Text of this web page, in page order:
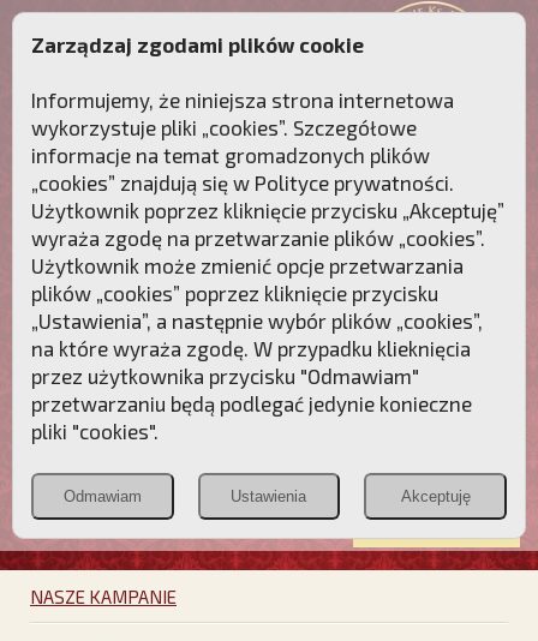
Przebudźmy sumienia Polaków!
Polonia
Christiana
PCh24.pl
Przymierze
POZNAJ APOSTOLAT FATIMY WESPRZYJ
NAS
NASZE KAMPANIE
Zarządzaj zgodami plików cookie
Informujemy, że niniejsza strona internetowa
wykorzystuje pliki „cookies”. Szczegółowe
informacje na temat gromadzonych plików
„cookies” znajdują się w Polityce prywatności.
Użytkownik poprzez kliknięcie przycisku „Akceptuję”
wyraża zgodę na przetwarzanie plików „cookies”.
Użytkownik może zmienić opcje przetwarzania
plików „cookies” poprzez kliknięcie przycisku
„Ustawienia”, a następnie wybór plików „cookies”,
na które wyraża zgodę. W przypadku klieknięcia
przez użytkownika przycisku "Odmawiam"
przetwarzaniu będą podlegać jedynie konieczne
pliki "cookies".
Odmawiam Ustawienia Akceptuję